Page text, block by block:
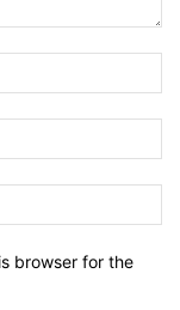
browser for the